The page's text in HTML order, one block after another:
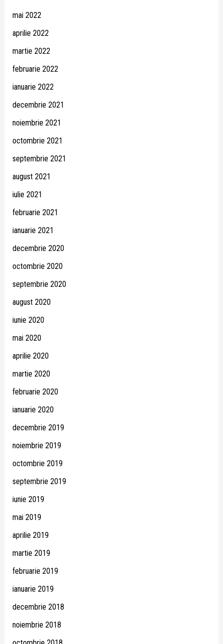
mai 2022
aprilie 2022
martie 2022
februarie 2022
ianuarie 2022
decembrie 2021
noiembrie 2021
octombrie 2021
septembrie 2021
august 2021
iulie 2021
februarie 2021
ianuarie 2021
decembrie 2020
octombrie 2020
septembrie 2020
august 2020
iunie 2020
mai 2020
aprilie 2020
martie 2020
februarie 2020
ianuarie 2020
decembrie 2019
noiembrie 2019
octombrie 2019
septembrie 2019
iunie 2019
mai 2019
aprilie 2019
martie 2019
februarie 2019
ianuarie 2019
decembrie 2018
noiembrie 2018